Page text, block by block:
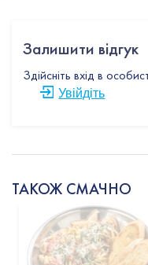
Залишити відгук
Здійсніть вхід в
Увійдіть
ТАКОЖ СМАЧНО